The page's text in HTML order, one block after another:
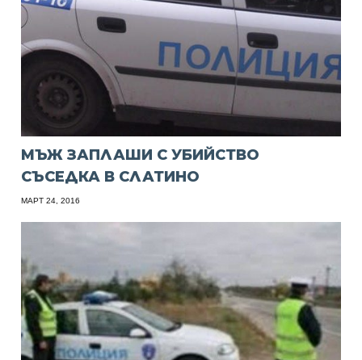
МЪЖ ЗАПЛАШИ С УБИЙСТВО
СЪСЕДКА В СЛАТИНО
МАРТ 24, 2016